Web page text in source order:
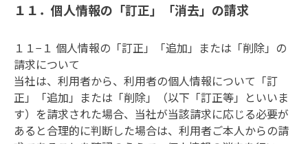
１１．個人情報の「訂正」「消去」の請求
１１−１ 個人情報の「訂正」「追加」または「削除」の
請求について
当社は、利用者から、利用者の個人情報について「訂
正」「追加」または「削除」（以下「訂正等」といいま
す）を請求された場合、当社が当該請求に応じる必要が
あると合理的に判断した場合は、利用者ご本人からの請